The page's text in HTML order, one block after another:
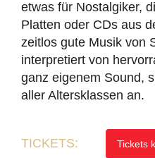
etwas für Nostalgiker,
Platten oder CDs aus
zeitlos gute Musik von
interpretiert von
ganz eigenem Sound,
aller Altersklassen an.
TICKETS: Tickets